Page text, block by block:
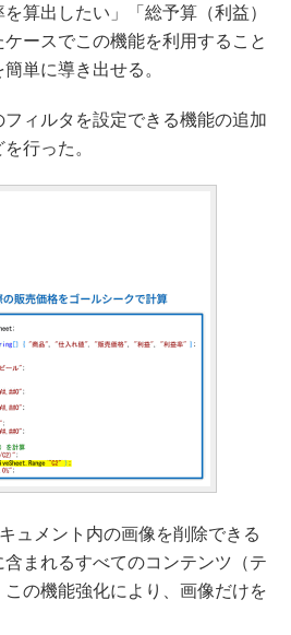
算出したい」「総予算（利益）
ースでこの機能を利用すること
単に導き出せる。
ィルタを設定できる機能の追加
行った。
ュメント内の画像を削除できる
まれるすべてのコンテンツ（テ
の機能強化により、画像だけを